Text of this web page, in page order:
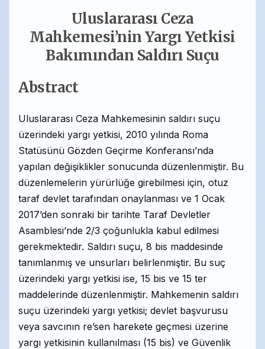
Uluslararası Ceza
Mahkemesi’nin Yargı Yetkisi
Bakımından Saldırı Suçu
Abstract
Uluslararası Ceza Mahkemesinin saldırı suçu
üzerindeki yargı yetkisi, 2010 yılında Roma
Statüsünü Gözden Geçirme Konferansı’nda
yapılan değişiklikler sonucunda düzenlenmiştir. Bu
düzenlemelerin yürürlüğe girebilmesi için, otuz
taraf devlet tarafından onaylanması ve 1 Ocak
2017’den sonraki bir tarihte Taraf Devletler
Asamblesi’nde 2/3 çoğunlukla kabul edilmesi
gerekmektedir. Saldırı suçu, 8 bis maddesinde
tanımlanmış ve unsurları belirlenmiştir. Bu suç
üzerindeki yargı yetkisi ise, 15 bis ve 15 ter
maddelerinde düzenlenmiştir. Mahkemenin saldırı
suçu üzerindeki yargı yetkisi; devlet başvurusu
veya savcının re’sen harekete geçmesi üzerine
yargı yetkisinin kullanılması (15 bis) ve Güvenlik